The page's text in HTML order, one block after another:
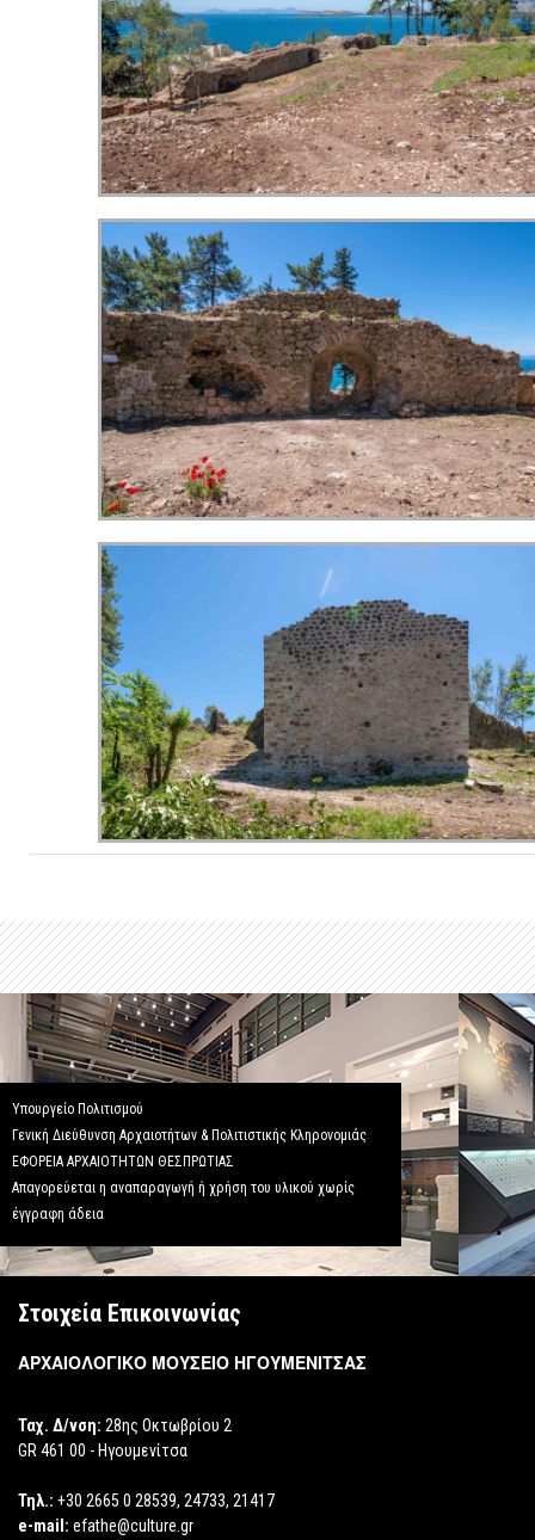
Υπουργείο Πολιτισμού
Γενική Διεύθυνση Αρχαιοτήτων & Πολιτιστικής Κληρονομιάς
ΕΦΟΡΕΙΑ ΑΡΧΑΙΟΤΗΤΩΝ ΘΕΣΠΡΩΤΙΑΣ
Απαγορεύεται η αναπαραγωγή ή χρήση του υλικού χωρίς
έγγραφη άδεια
Στοιχεία Επικοινωνίας
ΑΡΧΑΙΟΛΟΓΙΚΟ ΜΟΥΣΕΙΟ ΗΓΟΥΜΕΝΙΤΣΑΣ
Ταχ. Δ/νση: 28ης Οκτωβρίου 2
GR 461 00 - Ηγουμενίτσα
Τηλ.: +30 2665 0 28539, 24733, 21417
e-mail: efathe@culture.gr